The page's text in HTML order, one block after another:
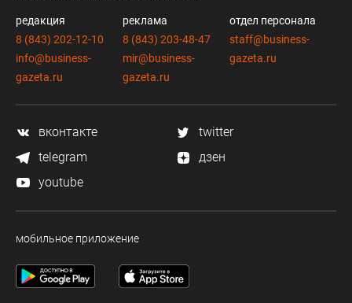
редакция
8 (843) 202-12-10
info@business-
gazeta.ru
реклама
8 (843) 203-48-47
mir@business-
gazeta.ru
отдел персонала
staff@business-
gazeta.ru
вконтакте
twitter
telegram
дзен
youtube
мобильное приложение